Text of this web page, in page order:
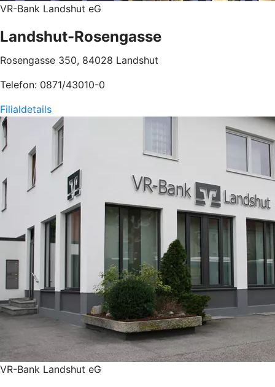
VR-Bank Landshut eG
Landshut-Rosengasse
Rosengasse 350, 84028 Landshut
Telefon: 0871/43010-0
Filialdetails
VR-Bank Landshut eG